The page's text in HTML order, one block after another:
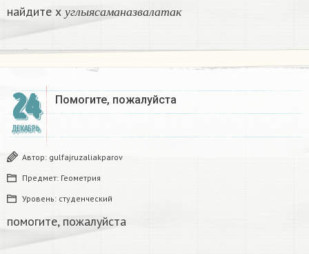
найдите х у гл ыяс ама н а з в ал а т а к
24
ДЕКАБРЬ
Помогите, пожалуйста ​
Автор: gulfajruzaliakparov
Предмет: Геометрия
Уровень: студенческий
помогите, пожалуйста ​